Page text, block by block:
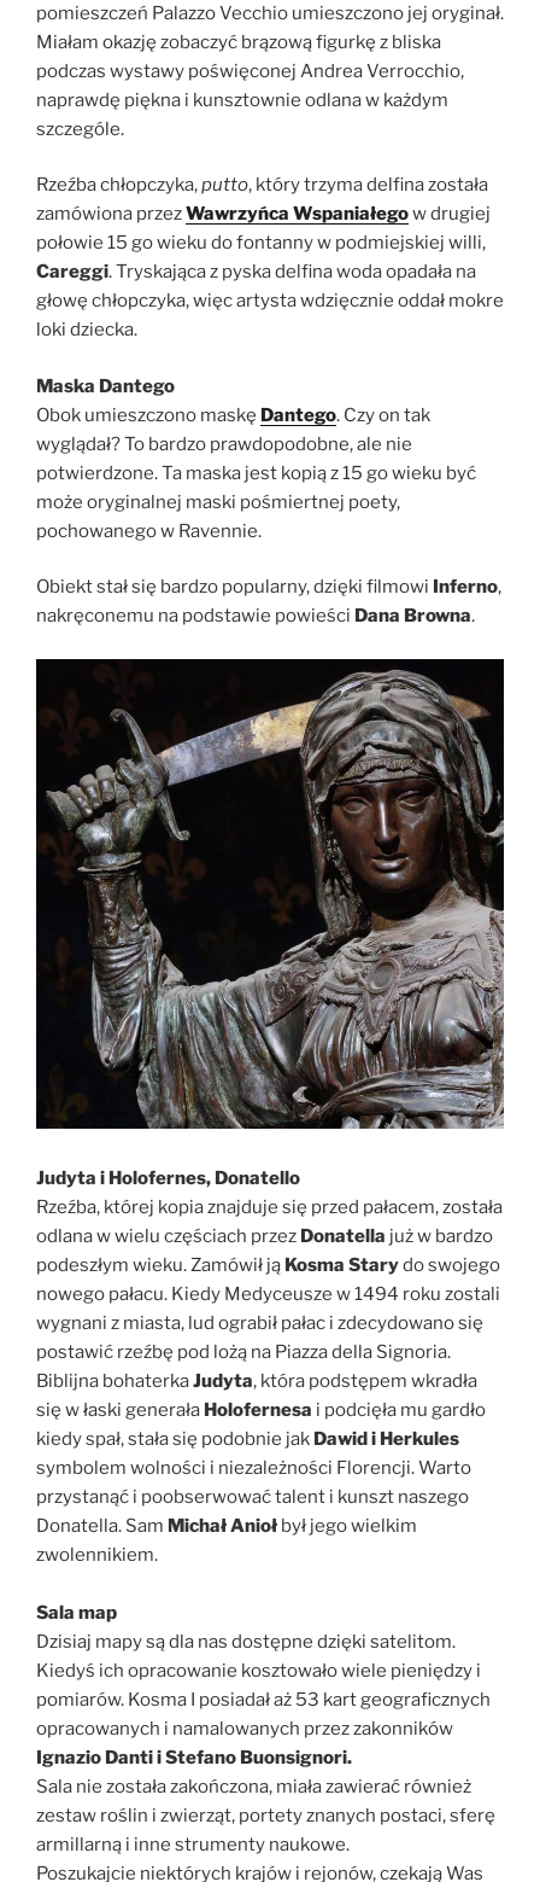
pomieszczeń Palazzo Vecchio umieszczono jej oryginał.
Miałam okazję zobaczyć brązową figurkę z bliska
podczas wystawy poświęconej Andrea Verrocchio,
naprawdę piękna i kunsztownie odlana w każdym
szczególe.
Rzeźba chłopczyka,putto, który trzyma delfina została
zamówiona przezWawrzyńca Wspaniałegow drugiej
połowie 15 go wieku do fontanny w podmiejskiej willi,
Careggi. Tryskająca z pyska delfina woda opadała na
głowę chłopczyka, więc artysta wdzięcznie oddał mokre
loki dziecka.
Maska Dantego
Obok umieszczono maskę Dantego. Czy on tak
wyglądał? To bardzo prawdopodobne, ale nie
potwierdzone. Ta maska jest kopią z 15 go wieku być
może oryginalnej maski pośmiertnej poety,
pochowanego w Ravennie.
Obiekt stał się bardzo popularny, dzięki filmowi Inferno,
nakręconemu na podstawie powieści Dana Browna.
Judyta i Holofernes, Donatello
Rzeźba, której kopia znajduje się przed pałacem, została
odlana w wielu częściach przez Donatella już w bardzo
podeszłym wieku. Zamówił ją Kosma Starydo swojego
nowego pałacu. Kiedy Medyceusze w 1494 roku zostali
wygnani z miasta, lud ograbił pałac i zdecydowano się
postawić rzeźbę pod lożą na Piazza della Signoria.
Biblijna bohaterkaJudyta, która podstępem wkradła
się w łaski generała Holofernesa i podcięła mu gardło
kiedy spał, stała się podobnie jak Dawid i Herkules
symbolem wolności i niezależności Florencji. Warto
przystanąć i poobserwować talent i kunszt naszego
Donatella. Sam Michał Anioł był jego wielkim
zwolennikiem.
Sala map
Dzisiaj mapy są dla nas dostępne dzięki satelitom.
Kiedyś ich opracowanie kosztowało wiele pieniędzy i
pomiarów. Kosma I posiadał aż 53 kart geograficznych
opracowanych i namalowanych przez zakonników
Ignazio Danti i Stefano Buonsignori.
Sala nie została zakończona, miała zawierać również
zestaw roślin i zwierząt, portety znanych postaci, sferę
armillarną i inne strumenty naukowe.
Poszukajcie niektórych krajów i rejonów, czekają Was